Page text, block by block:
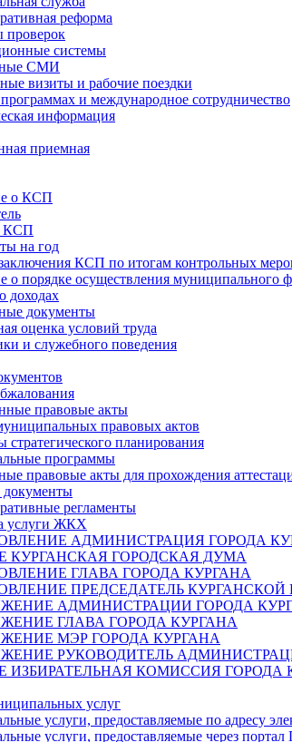
реформа
проверок
системы
СМИ
визиты и рабочие поездки
и международное сотрудничество
информация
приемная
о КСП
КСП
на год
КСП по итогам контрольных
о порядке осуществления муниципального
доходах
документы
оценка условий труда
и служебного поведения
правовые акты
правовых актов
стратегического планирования
программы
правовые акты для прохождения
регламенты
услуги ЖКХ
АДМИНИСТРАЦИЯ ГОРОДА
КУРГАНСКАЯ ГОРОДСКАЯ ДУМА
ГЛАВА ГОРОДА КУРГАНА
ПРЕДСЕДАТЕЛЬ
АДМИНИСТРАЦИИ ГОРОДА
ГЛАВА ГОРОДА КУРГАНА
МЭР ГОРОДА КУРГАНА
РУКОВОДИТЕЛЬ
ИЗБИРАТЕЛЬНАЯ КОМИССИЯ ГОРОДА
услуг
услуги, предоставляемые по адресу
услуги, предоставляемые через портал